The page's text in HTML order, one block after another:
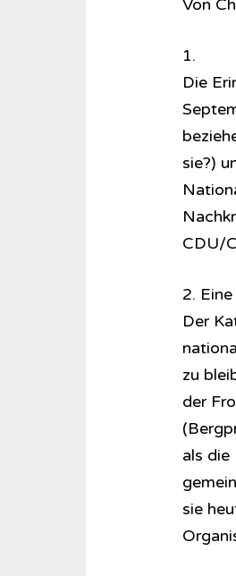
Von
1.
Die
sie?)
CDU/
2.
Der
zu
der
als die
sie